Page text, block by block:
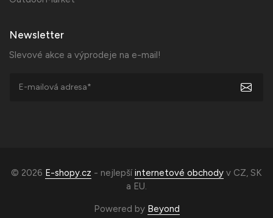
Newsletter
Slevové akce a výprodeje na e-mail!
© 2026 E-shopy.cz - nejlepšíinternetové obchody v CZ, SK
a EU.
Powered by Beyond